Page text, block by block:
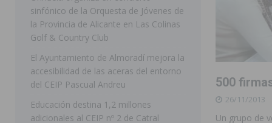
[ 07/08/2026 ]
Rojales clausura con éxito las Fiestas
[ 06/08/2026 ]
Redován presenta la programación de
Arcángel
REDOVÁN
[ 06/08/2026 ]
El PSOE denuncia una nueva prórroga
[ 07/08/2026 ] FEGADO 2026 cierra con un balance
500
26/11/2013
Un grupo de
sinfónico de la Orquesta de Jóvenes de
la Provincia de Alicante en Las Colinas
Golf & Country Club
El Ayuntamiento de Almoradí mejora la
accesibilidad de las aceras del entorno
del CEIP Pascual Andreu
Educación destina 1,2 millones
adicionales al CEIP nº 2 de Catral